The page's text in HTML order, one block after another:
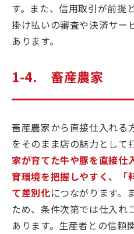
す。また、信用取引が前提
掛け払いの審査や決済サー
あります。
1-4. 畜産農家
畜産農家から直接仕入れる
をそのまま店の魅力として
家が育てた牛や豚を直接仕
育環境を把握しやすく、「
て差別化につながります。
ため、条件次第では仕入れ
あります。生産者との信頼